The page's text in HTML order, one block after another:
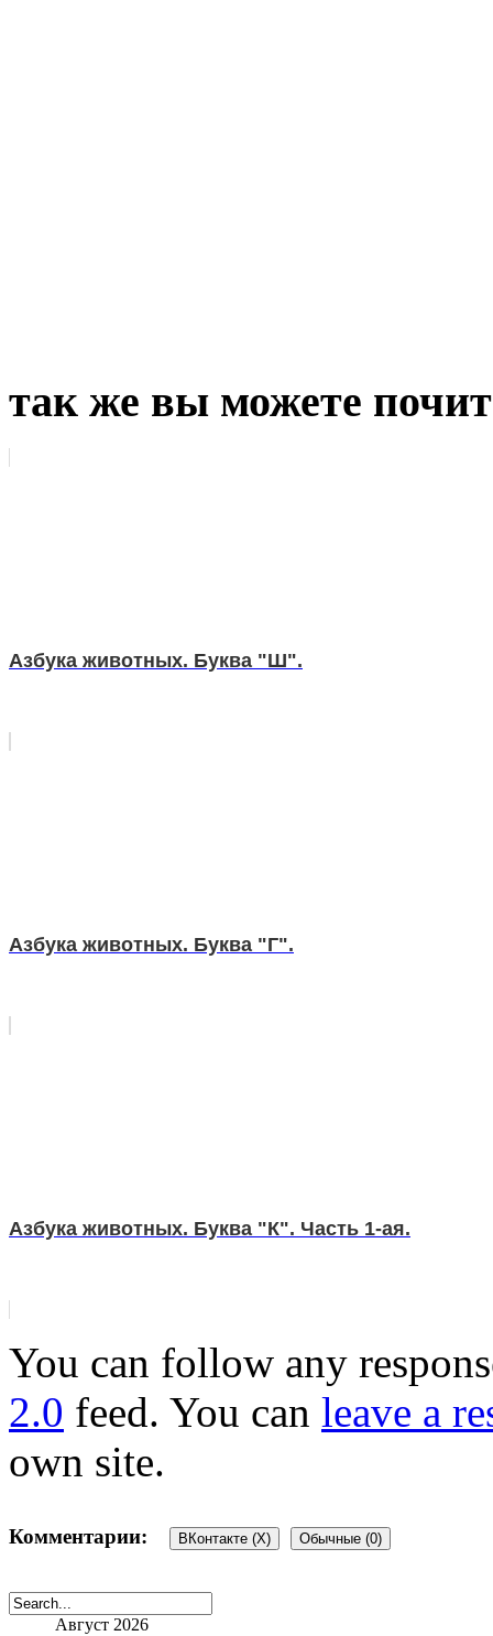
так же вы можете
Азбука животных. Буква "Ш".
Азбука животных. Буква "Г".
Азбука животных. Буква "К". Часть 1-ая.
You can follow any
2.0 feed. You can leave a
own site.
Комментарии: ВКонтакте (X) Обычные (0)
Август 2026